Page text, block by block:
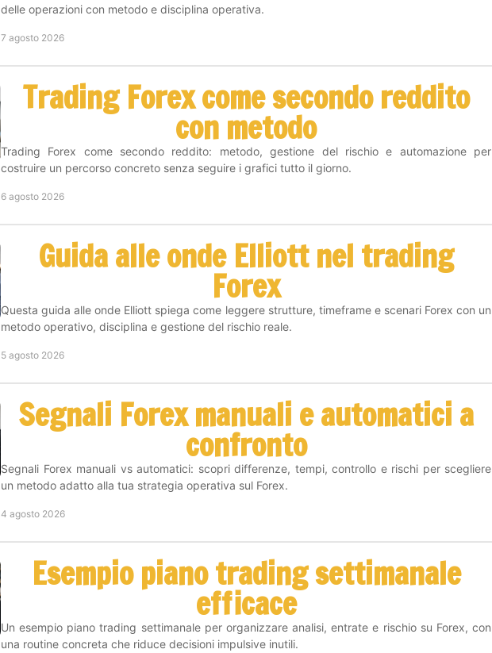
delle operazioni con metodo e disciplina operativa.
7 agosto 2026
Trading Forex come secondo reddito
con metodo
Trading Forex come secondo reddito: metodo, gestione del rischio e automazione per
costruire un percorso concreto senza seguire i grafici tutto il giorno.
6 agosto 2026
Guida alle onde Elliott nel trading
Forex
Questa guida alle onde Elliott spiega come leggere strutture, timeframe e scenari Forex con un
metodo operativo, disciplina e gestione del rischio reale.
5 agosto 2026
Segnali Forex manuali e automatici a
confronto
Segnali Forex manuali vs automatici: scopri differenze, tempi, controllo e rischi per scegliere
un metodo adatto alla tua strategia operativa sul Forex.
4 agosto 2026
Esempio piano trading settimanale
efficace
Un esempio piano trading settimanale per organizzare analisi, entrate e rischio su Forex, con
una routine concreta che riduce decisioni impulsive inutili.